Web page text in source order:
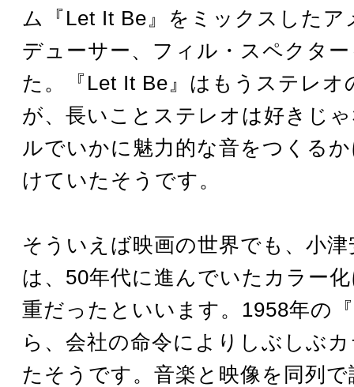
ム『Let It Be』をミックスしたア
デューサー、フィル・スペクタ
た。『Let It Be』はもうステレオ
が、長いことステレオは好きじ
ルでいかに魅力的な音をつくる
けていたそうです。
そういえば映画の世界でも、小津
は、50年代に進んでいたカラー
重だったといいます。1958年の
ら、会社の命令によりしぶしぶ
たそうです。音楽と映像を同列